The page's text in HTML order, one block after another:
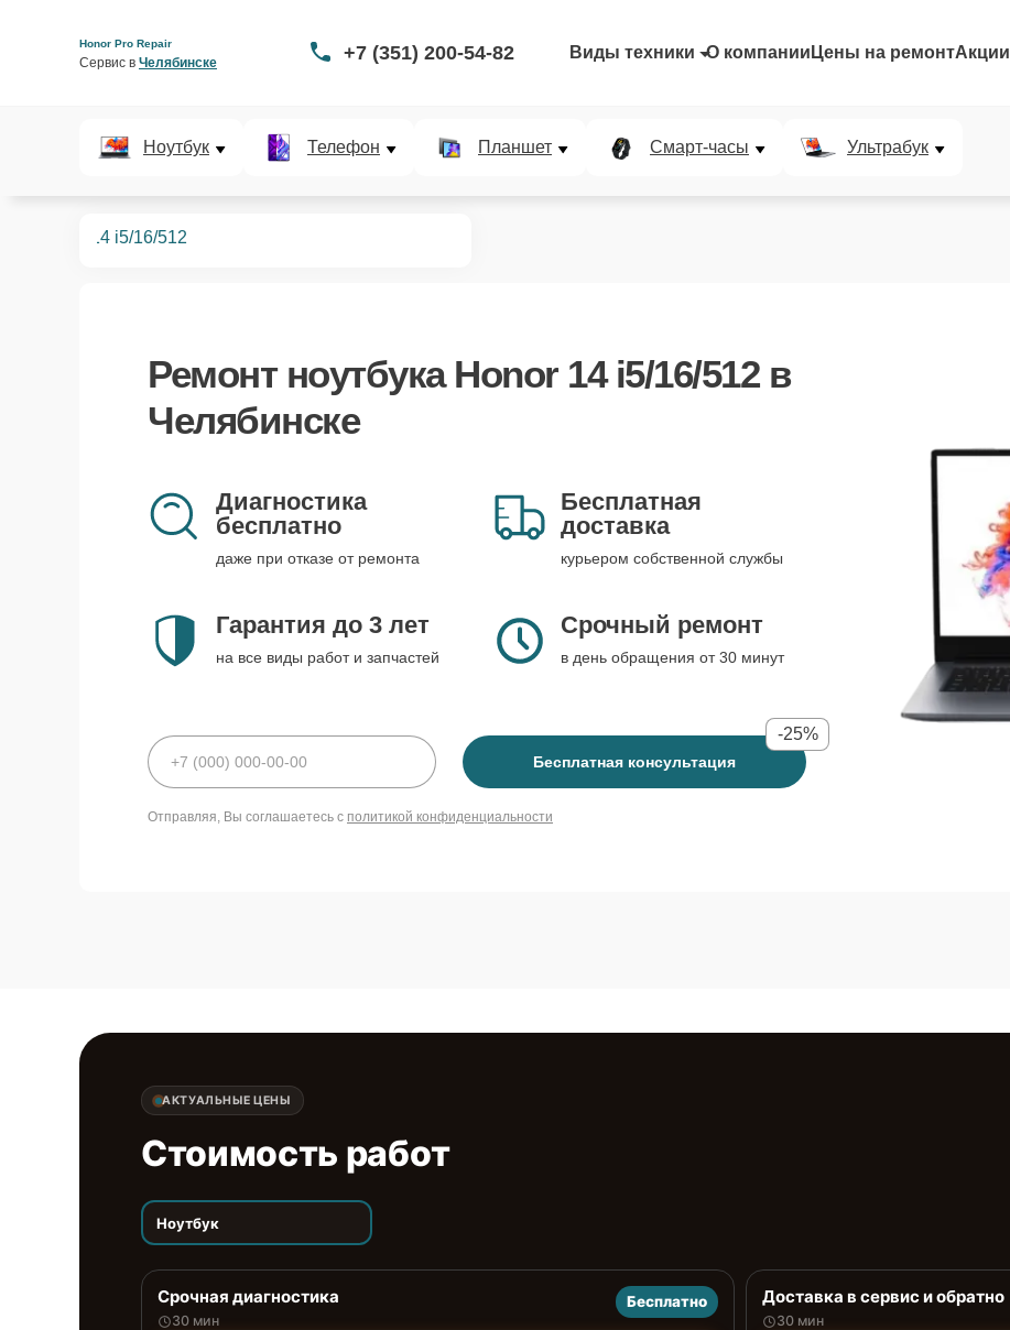
Honor Pro Repair
Сервис в Челябинске +7 (351) 200-54-82 Виды техники О компании Цены на ремонтАкции
Ноутбук Телефон Планшет Смарт-часы Ультрабук
14 i5/16/512
Ремонт ноутбука Honor 14 i5/16/512в
Челябинске
Диагностика
бесплатно
даже при отказе от ремонта
Бесплатная
доставка
курьером собственной службы
Гарантия до 3 лет
на все виды работ и запчастей
Срочный ремонт
в день обращения от 30 минут
Бесплатная консультация
-25%
Отправляя, Вы соглашаетесь с политикой конфиденциальности
АКТУАЛЬНЫЕ ЦЕНЫ
Стоимость работ
Ноутбук
Срочная диагностика
30 мин
Бесплатно Доставка в сервис и обратно
30 мин